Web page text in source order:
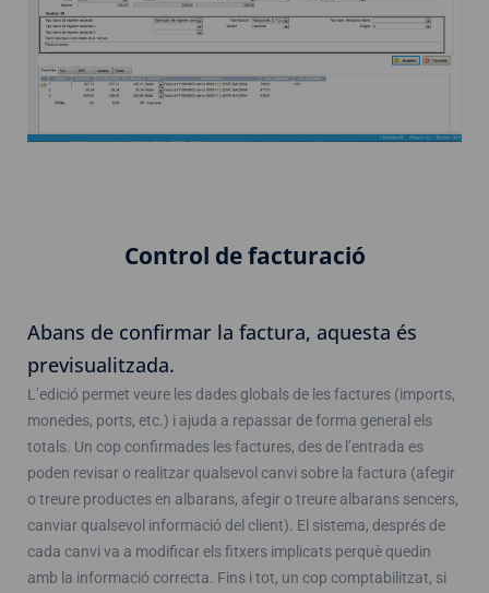
Control de facturació
Abans de confirmar la factura, aquesta és
previsualitzada.
L’edició permet veure les dades globals de les factures (imports,
monedes, ports, etc.) i ajuda a repassar de forma general els
totals. Un cop confirmades les factures, des de l’entrada es
poden revisar o realitzar qualsevol canvi sobre la factura (afegir
o treure productes en albarans, afegir o treure albarans sencers,
canviar qualsevol informació del client). El sistema, després de
cada canvi va a modificar els fitxers implicats perquè quedin
amb la informació correcta. Fins i tot, un cop comptabilitzat, si